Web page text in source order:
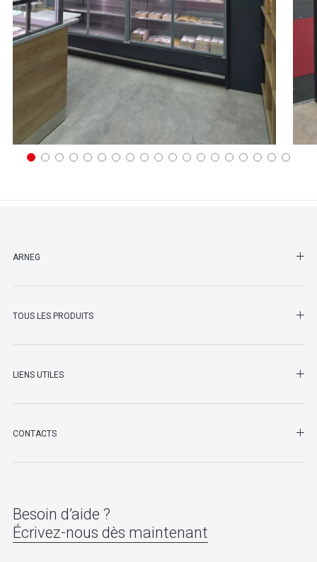
ARNEG
TOUS LES PRODUITS
LIENS UTILES
CONTACTS
Besoin d’aide ?
Écrivez-nous dès maintenant